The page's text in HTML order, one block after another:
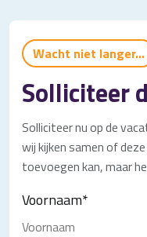
Wacht niet langer...
Solliciteer
Solliciteer nu op de
wij kijken samen of
toevoegen kan, maar
Voornaam*